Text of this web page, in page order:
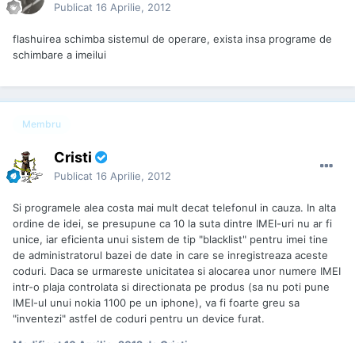
Publicat 16 Aprilie, 2012
flashuirea schimba sistemul de operare, exista insa programe de
schimbare a imeilui
Membru
Cristi
Publicat 16 Aprilie, 2012
Si programele alea costa mai mult decat telefonul in cauza. In alta
ordine de idei, se presupune ca 10 la suta dintre IMEI-uri nu ar fi
unice, iar eficienta unui sistem de tip "blacklist" pentru imei tine
de administratorul bazei de date in care se inregistreaza aceste
coduri. Daca se urmareste unicitatea si alocarea unor numere IMEI
intr-o plaja controlata si directionata pe produs (sa nu poti pune
IMEI-ul unui nokia 1100 pe un iphone), va fi foarte greu sa
"inventezi" astfel de coduri pentru un device furat.